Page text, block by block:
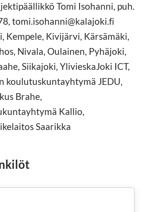
Tomi Isohanni, puh.
tomi.isohanni@kalajoki.fi
Kempele, Kivijärvi, Kärsämäki,
Nivala, Oulainen, Pyhäjoki,
Siikajoki, YlivieskaJoki ICT,
koulutuskuntayhtymä JEDU,
Brahe,
Kallio,
Saarikka